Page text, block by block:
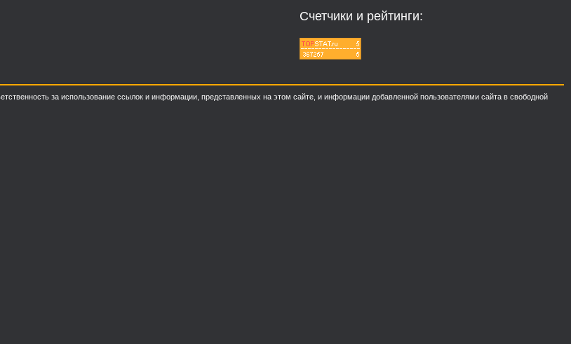
Счетчики и рейтинги:
за использование ссылок и информации, представленных на этом сайте, и информации добавленной пользователями сайта в свободной